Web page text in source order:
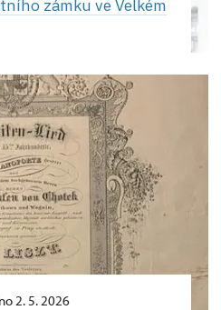
zámku ve Velkém
2. 5. 2026